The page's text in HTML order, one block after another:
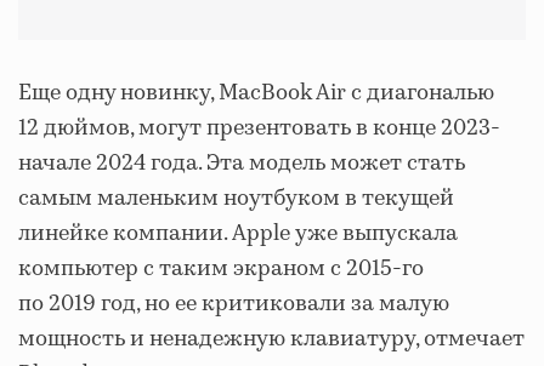
Еще одну новинку, MacBook Air с диагональю
12 дюймов, могут презентовать в конце 2023-
начале 2024 года. Эта модель может стать
самым маленьким ноутбуком в текущей
линейке компании. Apple уже выпускала
компьютер с таким экраном с 2015-го
по 2019 год, но ее критиковали за малую
мощность и ненадежную клавиатуру, отмечает